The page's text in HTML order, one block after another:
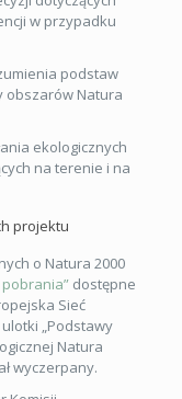
w przypadku
podstaw
obszarów Natura
ekologicznych
na terenie i na
projektu
o Natura 2000
pobrania”dostępne
Sieć
„Podstawy
Natura
wyczerpany.